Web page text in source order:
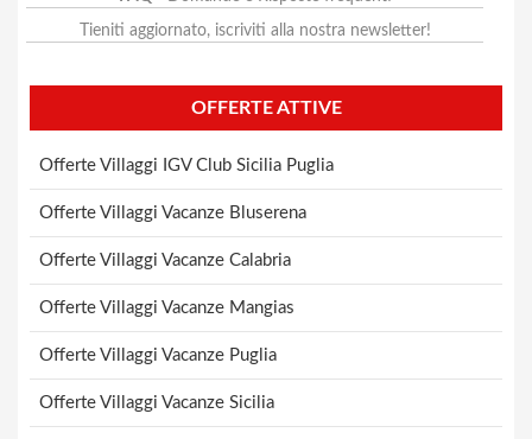
Tieniti aggiornato, iscriviti alla nostra newsletter!
OFFERTE ATTIVE
Offerte Villaggi IGV Club Sicilia Puglia
Offerte Villaggi Vacanze Bluserena
Offerte Villaggi Vacanze Calabria
Offerte Villaggi Vacanze Mangias
Offerte Villaggi Vacanze Puglia
Offerte Villaggi Vacanze Sicilia